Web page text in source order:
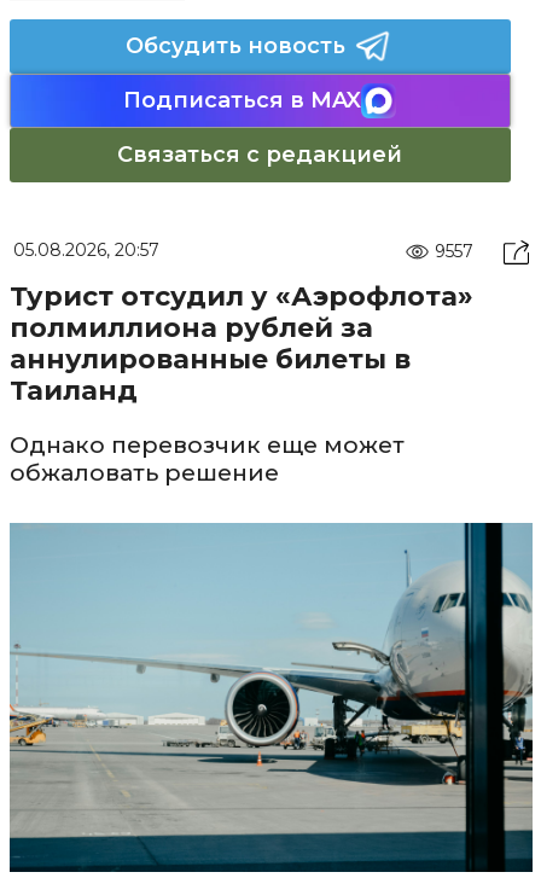
Обсудить новость
Подписаться в MAX
Связаться с редакцией
05.08.2026, 20:57 9557
Турист отсудил у «Аэрофлота»
полмиллиона рублей за
аннулированные билеты в
Таиланд
Однако перевозчик еще может
обжаловать решение